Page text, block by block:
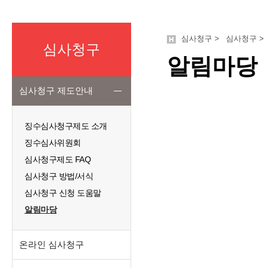
심사청구
심사청구 제도안내
징수심사청구제도 소개
징수심사위원회
심사청구제도 FAQ
심사청구 방법/서식
심사청구 신청 도움말
알림마당
온라인 심사청구
알림마당
심사청구 > 심사청구 >